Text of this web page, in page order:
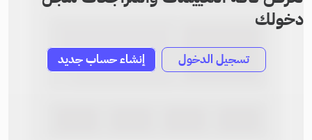
دخولك
تسجيل الدخول إنشاء حساب جديد